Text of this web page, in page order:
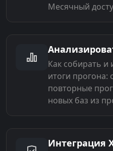
Месячный
Как собирать и
итоги прогона:
повторные
новых баз из
Интеграция